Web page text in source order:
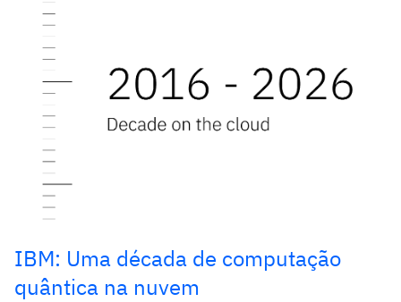
IBM: Uma década de computação
quântica na nuvem